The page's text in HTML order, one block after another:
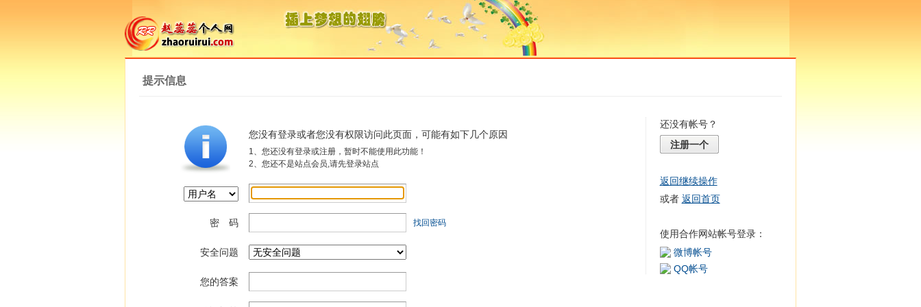
提示信息
您没有登录或者您没有权限访问此页面，可能有如下几个原因
1、您还没有登录或注册，暂时不能使用此功能！
2、您还不是站点会员,请先登录站点
密 码 找回密码
安全问题
您的答案
还没有帐号？
注册一个
返回继续操作
或者 返回首页
使用合作网站帐号登录：
微博帐号
QQ帐号